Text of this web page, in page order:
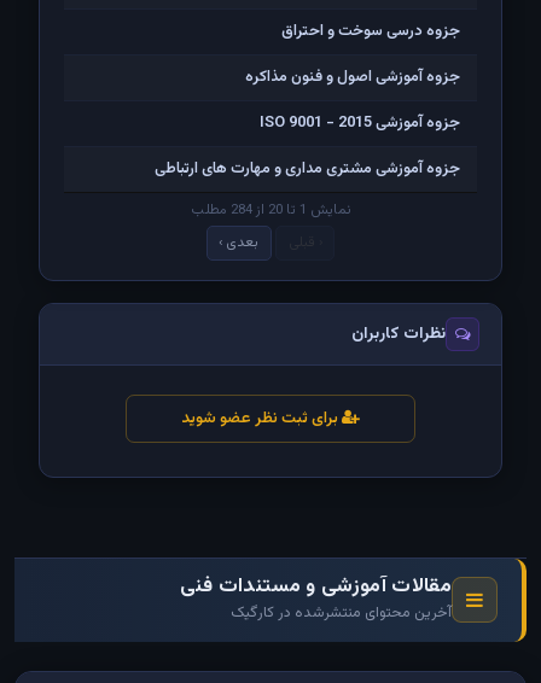
جزوه درسی سوخت و احتراق
جزوه آموزشی اصول و فنون مذاکره
جزوه آموزشی ISO 9001 - 2015
جزوه آموزشی مشتری مداری و مهارت های ارتباطی
نمایش 1 تا 20 از 284 مطلب
بعدی ›
نظرات کاربران
برای ثبت نظر عضو شوید
مقالات آموزشی و مستندات فنی
آخرین محتوای منتشرشده در کارگیک